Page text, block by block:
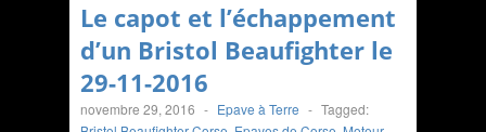
Le capot et l’échappement
d’un Bristol Beaufighter le
29-11-2016
novembre 29, 2016 - Epave à Terre - Tagged: